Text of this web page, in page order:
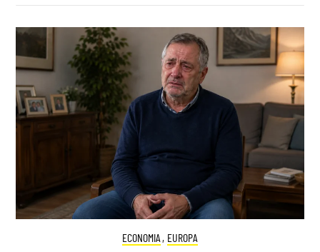
ECONOMIA , EUROPA